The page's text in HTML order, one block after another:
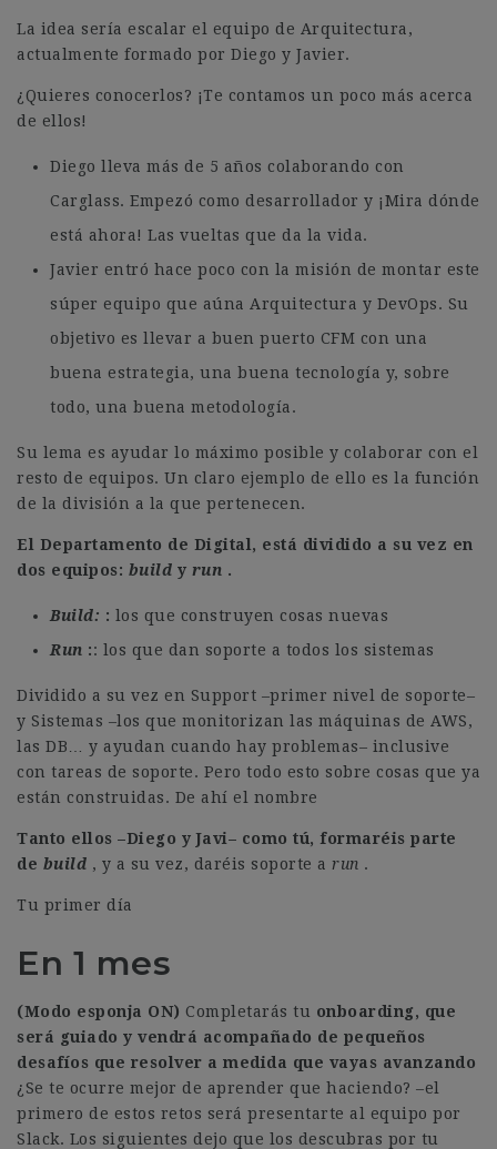
La idea sería escalar el equipo de Arquitectura,
actualmente formado por Diego y Javier.
¿Quieres conocerlos? ¡Te contamos un poco más acerca
de ellos!
Diego lleva más de 5 años colaborando con
Carglass. Empezó como desarrollador y ¡Mira dónde
está ahora! Las vueltas que da la vida.
Javier entró hace poco con la misión de montar este
súper equipo que aúna Arquitectura y DevOps. Su
objetivo es llevar a buen puerto CFM con una
buena estrategia, una buena tecnología y, sobre
todo, una buena metodología.
Su lema es ayudar lo máximo posible y colaborar con el
resto de equipos. Un claro ejemplo de ello es la función
de la división a la que pertenecen.
El Departamento de Digital, está dividido a su vez en
dos equipos: build y run .
Build:
los que construyen cosas nuevas
Run
: los que dan soporte a todos los sistemas
Dividido a su vez en Support –primer nivel de soporte–
y Sistemas –los que monitorizan las máquinas de AWS,
las DB… y ayudan cuando hay problemas– inclusive
con tareas de soporte. Pero todo esto sobre cosas que ya
están construidas. De ahí el nombre
Tanto ellos –Diego y Javi– como tú, formaréis parte
de build , y a su vez, daréis soporte a run .
Tu primer día
En 1 mes
(Modo esponja ON) Completarás tu onboarding, que
será guiado y vendrá acompañado de pequeños
desafíos que resolver a medida que vayas avanzando
¿Se te ocurre mejor de aprender que haciendo? –el
primero de estos retos será presentarte al equipo por
Slack. Los siguientes dejo que los descubras por tu